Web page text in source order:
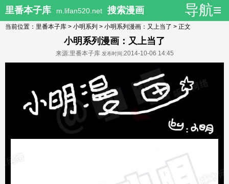
里番本子库 m.lifan520.net 搜索漫画 导航≡
当前位置： 里番本子库 > 小明系列 > 小明系列漫画：又上当了 > 正文
小明系列漫画：又上当了
来源:里番本子库 发布时间:2014-10-06 14:45